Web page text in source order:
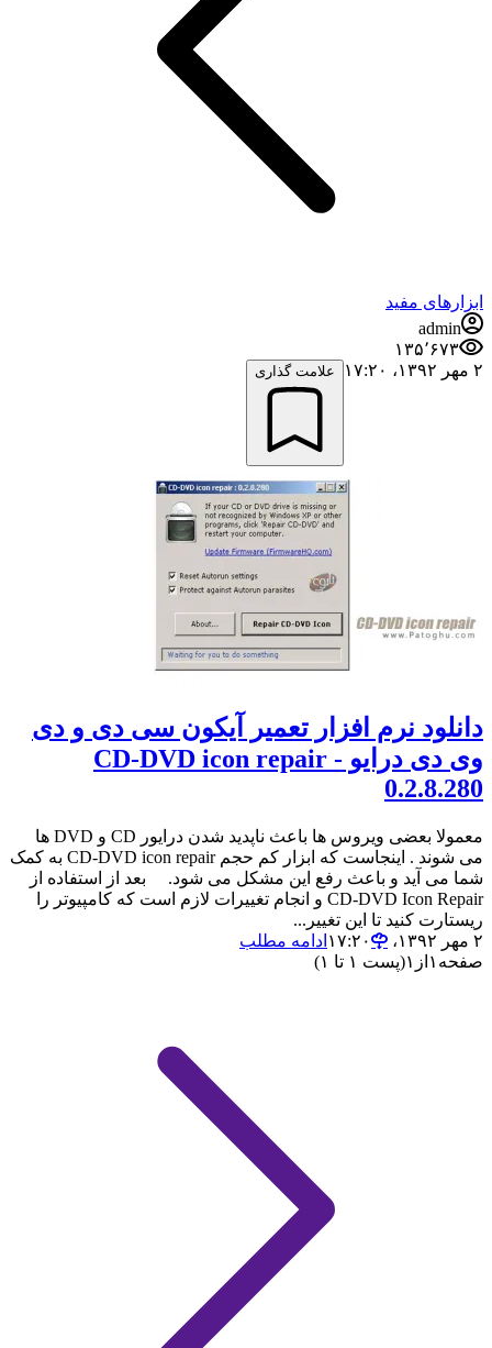
ابزارهای مفید
admin
۱۳۵٬۶۷۳
۲ مهر ۱۳۹۲،‏ ۱۷:۲۰
علامت گذاری
دانلود نرم افزار تعمیر آیکون سی دی و دی
وی دی درایو - CD-DVD icon repair
0.2.8.280
معمولا بعضی ویروس ها باعث ناپدید شدن درایور CD و DVD ها
می شوند . اینجاست که ابزار کم حجم CD-DVD icon repair به کمک
شما می آید و باعث رفع این مشکل می شود. بعد از استفاده از
CD-DVD Icon Repair و انجام تغییرات لازم است که کامپیوتر را
ریستارت کنید تا این تغییر...
۲ مهر ۱۳۹۲،‏ ۱۷:۲۰
ادامه مطلب
صفحه ۱ از ۱(پست ۱ تا ۱)